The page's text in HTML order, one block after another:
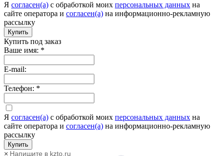
Я согласен(а) c обработкой моих персональных данных на
сайте оператора и согласен(а) на информационно-рекламную
рассылку
Купить
Купить под заказ
Ваше имя: *
E-mail:
Телефон: *
Я согласен(а) c обработкой моих персональных данных на
сайте оператора и согласен(а) на информационно-рекламную
рассылку
Купить
Напишите в kzto.ru
×